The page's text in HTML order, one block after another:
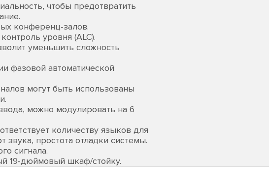
чтобы предотвратить
конференц-залов.
уровня (ALC).
уменьшить сложность
фазовой автоматической
могут быть использованы
можно модулировать на 6
количеству языков для
звука, простота отладки системы.
сигнала.
19-дюймовый шкаф/стойку.